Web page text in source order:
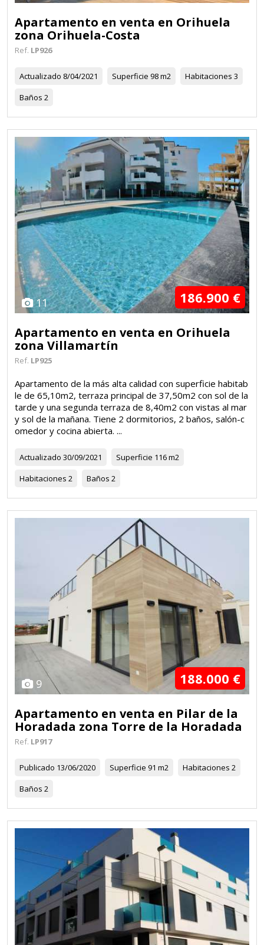
Apartamento en venta en Orihuela
zona Orihuela-Costa
Ref. LP926
Actualizado 8/04/2021 Superficie 98 m2 Habitaciones 3
Baños 2
11 186.900 €
Apartamento en venta en Orihuela
zona Villamartín
Ref. LP925
Apartamento de la más alta calidad con superficie habitab
le de 65,10m2, terraza principal de 37,50m2 con sol de la
tarde y una segunda terraza de 8,40m2 con vistas al mar
y sol de la mañana. Tiene 2 dormitorios, 2 baños, salón-c
omedor y cocina abierta. ...
Actualizado 30/09/2021 Superficie 116 m2
Habitaciones 2 Baños 2
9 188.000 €
Apartamento en venta en Pilar de la
Horadada zona Torre de la Horadada
Ref. LP917
Publicado 13/06/2020 Superficie 91 m2 Habitaciones 2
Baños 2